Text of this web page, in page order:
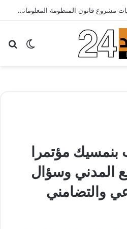
ائتلاف نقابي يحذر من تداعيات مشروع قانون المنظومة المعلوماتية الصحية ويدعو الحكومة إلى إعادة النظر فيه..
الوضع
بنمسيك مؤتمرا
المدني وسؤال
والتضامني